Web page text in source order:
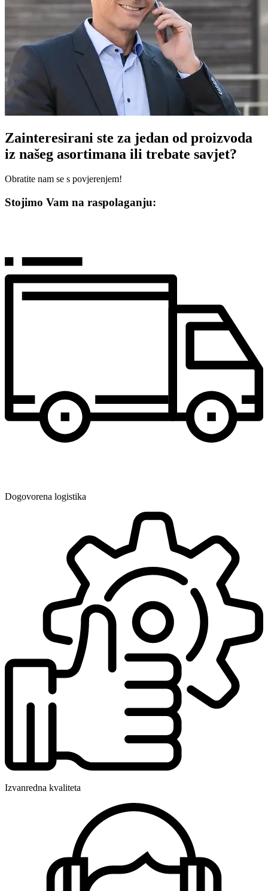
Zainteresirani ste za jedan od proizvoda
iz našeg asortimana ili trebate savjet?
Obratite nam se s povjerenjem!
Stojimo Vam na raspolaganju:
Dogovorena logistika
Izvanredna kvaliteta